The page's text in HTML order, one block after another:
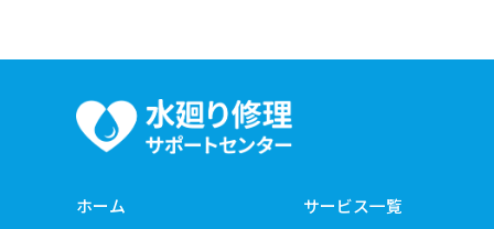
ホーム
サービス一覧